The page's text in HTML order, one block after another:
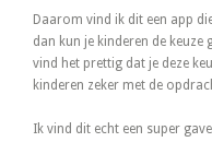
Daarom vind ik dit een app
dan kun je kinderen de
vind het prettig dat je deze
kinderen zeker met de
Ik vind dit echt een super